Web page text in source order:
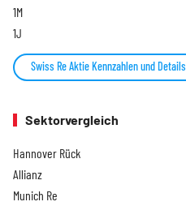
1M
1J
Swiss Re Aktie Kennzahlen und Details
Sektorvergleich
Hannover Rück
Allianz
Munich Re